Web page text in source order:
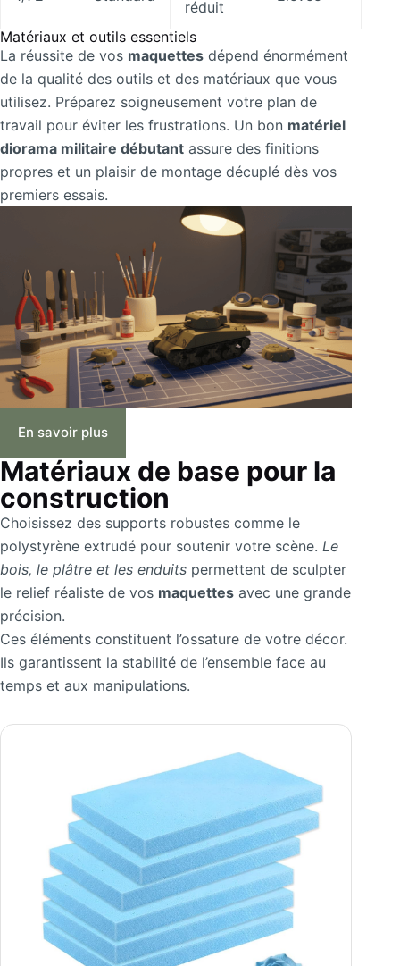
réduit
Matériaux et outils essentiels
La réussite de vos maquettes dépend énormément
de la qualité des outils et des matériaux que vous
utilisez. Préparez soigneusement votre plan de
travail pour éviter les frustrations. Un bon matériel
diorama militaire débutant assure des finitions
propres et un plaisir de montage décuplé dès vos
premiers essais.
En savoir plus
Matériaux de base pour la
construction
Choisissez des supports robustes comme le
polystyrène extrudé pour soutenir votre scène. Le
bois, le plâtre et les enduits permettent de sculpter
le relief réaliste de vos maquettes avec une grande
précision.
Ces éléments constituent l’ossature de votre décor.
Ils garantissent la stabilité de l’ensemble face au
temps et aux manipulations.